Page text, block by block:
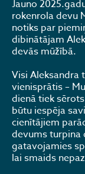
Jauno
rokenrola devu
notiks par
dibinātājam
devās mūžībā.
Visi Aleksandra
vienisprātis –
dienā tiek
būtu iespēja
cienītājiem
devums turpina
gatavojamies
lai smaids